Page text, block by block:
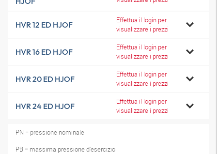
HVR 12 ED HJOF
Effettua il login per
visualizzare i prezzi
HVR 16 ED HJOF
Effettua il login per
visualizzare i prezzi
HVR 20 ED HJOF
Effettua il login per
visualizzare i prezzi
HVR 24 ED HJOF
Effettua il login per
visualizzare i prezzi
PN = pressione nominale
PB = massima pressione d'esercizio